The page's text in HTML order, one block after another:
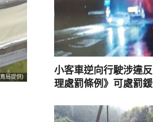
局提供)
小客車逆向行駛涉違
理處罰條例》可處罰鍰